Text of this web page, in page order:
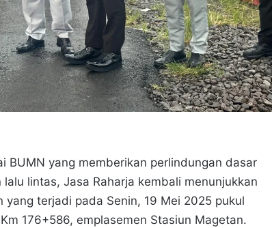
BUMN yang memberikan perlindungan dasar
lintas, Jasa Raharja kembali menunjukkan
terjadi pada Senin, 19 Mei 2025 pukul
176+586, emplasemen Stasiun Magetan.